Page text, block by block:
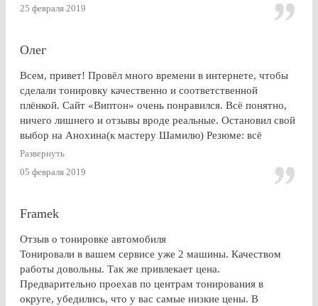
25 февраля 2019
Олег
Всем, привет! Провёл много времени в интернете, чтобы
сделали тонировку качественно и соответственной
плёнкой. Сайт «Виптон» очень понравился. Всё понятно,
ничего лишнего и отзывы вроде реальные. Остановил свой
выбор на Анохина(к мастеру Шамилю) Резюме: всё
именно так, как и написано в отзывах!!!) Я остался очень
Развернуть
05 февраля 2019
Framek
Отзыв о тонировке автомобиля
Тонировали в вашем сервисе уже 2 машины. Качеством
работы довольны. Так же привлекает цена.
Предварительно проехав по центрам тонирования в
округе, убедились, что у вас самые низкие цены. В